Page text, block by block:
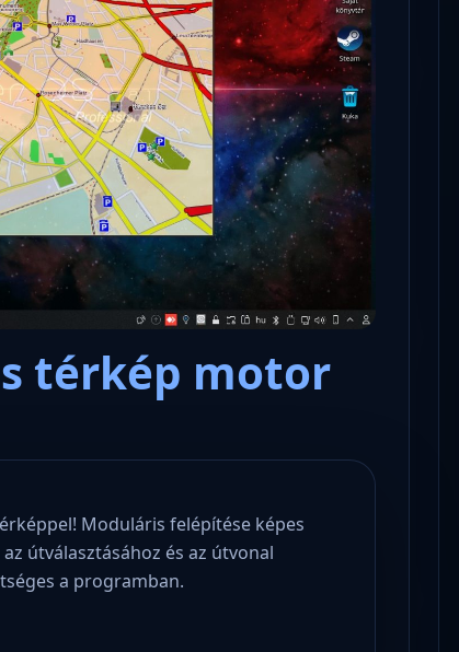
térkép motor
Moduláris felépítése képes
útválasztásához és az útvonal
a programban.